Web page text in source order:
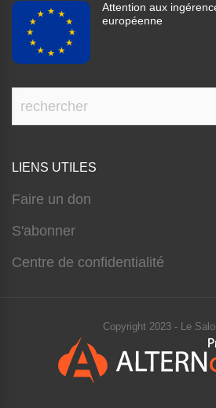
Attention aux
européenne
LIENS UTILES
Faire un don
S'abonner
Centre de confidentialité
Copyright 2023 - Le